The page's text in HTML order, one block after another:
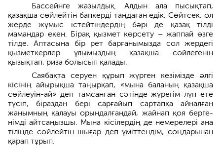
Бассейнге жазылдық. Алдын ала пы­сық­тап,
қазақша сөйлейтін бапкерді таң­да­ған едік. Сөйтсек, ол
жерде жұмыс істей­­­т­ін­дердің бәрі де қазақ тілді
мамандар екен. Бірақ қызмет көрсету – жаппай өзге
тілде. Аптасына бір рет барғанымызда сол жер­дегі
қызметкерлер ұлымыздың қазақша сөйле­генін
қызықтап, риза болысып қалады.
Саябақта серуен құрып жүрген кезімізде әлгі
кісінің айырықша таңырқап, «мына баланың қазақша
сөйлеуін-ай» деп тамсан­ған сәтінде жүрегім лүп ете
түсіп, біраздан бері сарғайып сартапқа айналған
жанымның қалауы орындалғандай, жайнап қоя берге­
німді айтсаңызшы. Мына кісілердің де немерелері ана
тілінде сөйлейтін шығар деп үміттендім, соңдарынан
қарап тұрып.